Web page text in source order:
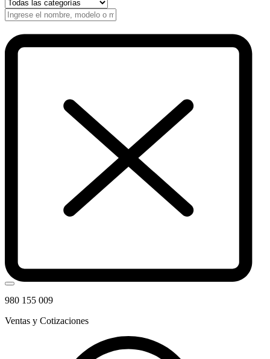
980 155 009
Ventas y Cotizaciones